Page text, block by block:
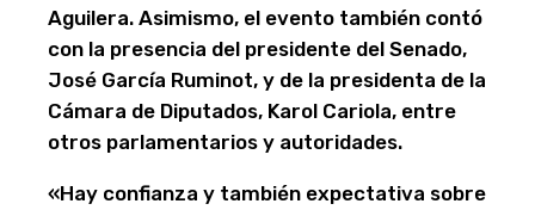
Aguilera. Asimismo, el evento también contó
con la presencia del presidente del Senado,
José García Ruminot, y de la presidenta de la
Cámara de Diputados, Karol Cariola, entre
otros parlamentarios y autoridades.
«Hay confianza y también expectativa sobre